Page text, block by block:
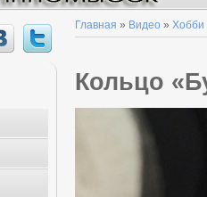
Главная » Видео » Хобби
Кольцо